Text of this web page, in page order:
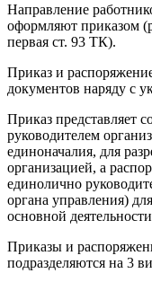
Направление
оформляют приказом
первая ст. 93 ТК).
Приказ и
документов наряду с
Приказ представляет
руководителем
единоначалия, для
организацией, а
единолично
органа управления)
основной
Приказы и
подразделяются на 3